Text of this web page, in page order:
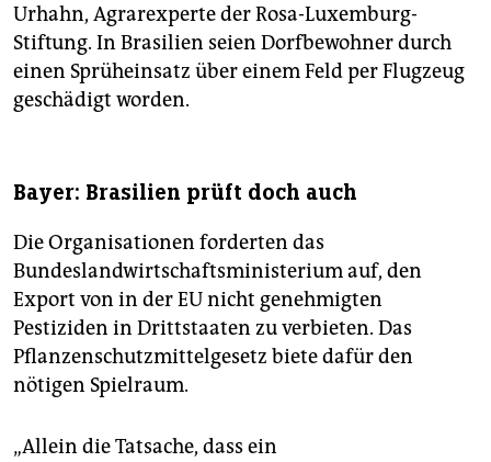
Urhahn, Agrarexperte der Rosa-Luxemburg-
Stiftung. In Brasilien seien Dorfbewohner durch
einen Sprüheinsatz über einem Feld per Flugzeug
geschädigt worden.
Bayer: Brasilien prüft doch auch
Die Organisationen forderten das
Bundeslandwirtschaftsministerium auf, den
Export von in der EU nicht genehmigten
Pestiziden in Drittstaaten zu verbieten. Das
Pflanzenschutzmittelgesetz biete dafür den
nötigen Spielraum.
„Allein die Tatsache, dass ein